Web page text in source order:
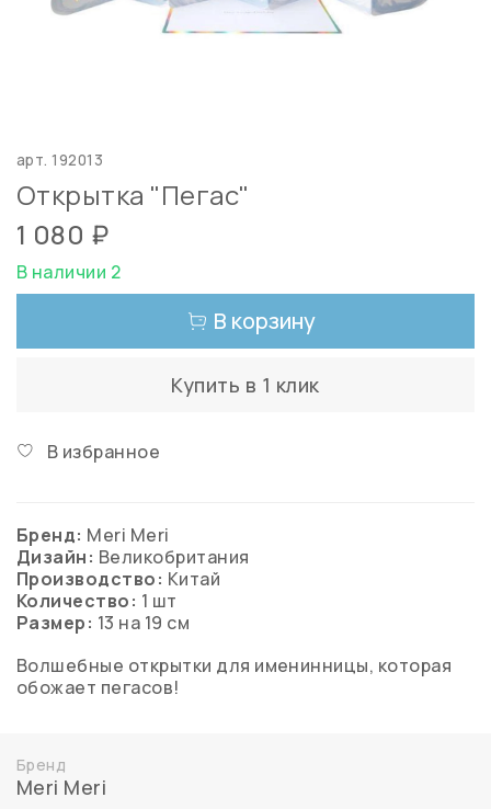
арт.192013
Открытка "Пегас"
1 080 ₽
В наличии 2
В корзину
Купить в 1 клик
В избранное
Бренд: Meri Meri
Дизайн: Великобритания
Производство: Китай
Количество: 1 шт
Размер: 13 на 19 см
Волшебные открытки для именинницы, которая
обожает пегасов!
Бренд
Meri Meri